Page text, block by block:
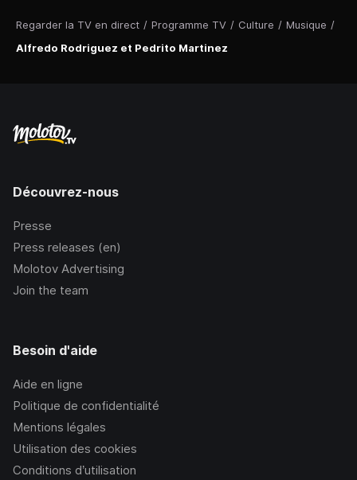
Regarder la TV en direct / Programme TV / Culture / Musique /
Alfredo Rodriguez et Pedrito Martinez
Découvrez-nous
Presse
Press releases (en)
Molotov Advertising
Join the team
Besoin d'aide
Aide en ligne
Politique de confidentialité
Mentions légales
Utilisation des cookies
Conditions d’utilisation